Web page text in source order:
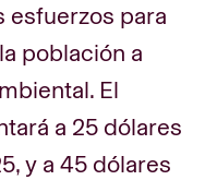
esfuerzos para
población a
El
a 25 dólares
y a 45 dólares